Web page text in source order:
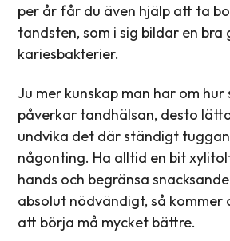
per år får du även hjälp att ta
tandsten, som i sig bildar en
kariesbakterier.
Ju mer kunskap man har om
påverkar tandhälsan, desto
undvika det där ständigt
någonting. Ha alltid en bit
hands och begränsa
absolut nödvändigt, så
att börja må mycket bättre.